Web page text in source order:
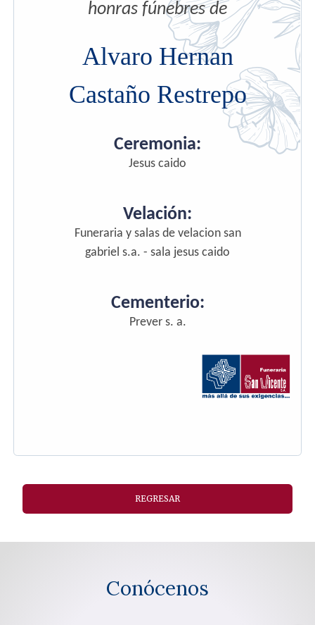
honras fúnebres de
Alvaro Hernan
Castaño Restrepo
Ceremonia:
Jesus caido
Velación:
Funeraria y salas de velacion san
gabriel s.a. - sala jesus caido
Cementerio:
Prever s. a.
REGRESAR
Conócenos